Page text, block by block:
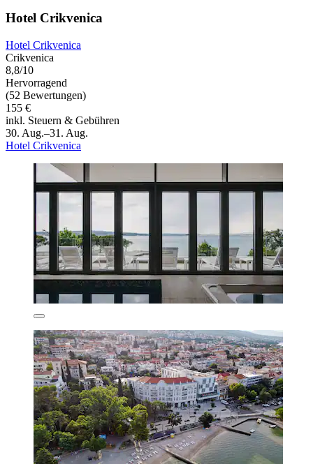
Hotel Crikvenica
Hotel Crikvenica
Crikvenica
8,8/10
Hervorragend
(52 Bewertungen)
155 €
inkl. Steuern & Gebühren
30. Aug.–31. Aug.
Hotel Crikvenica